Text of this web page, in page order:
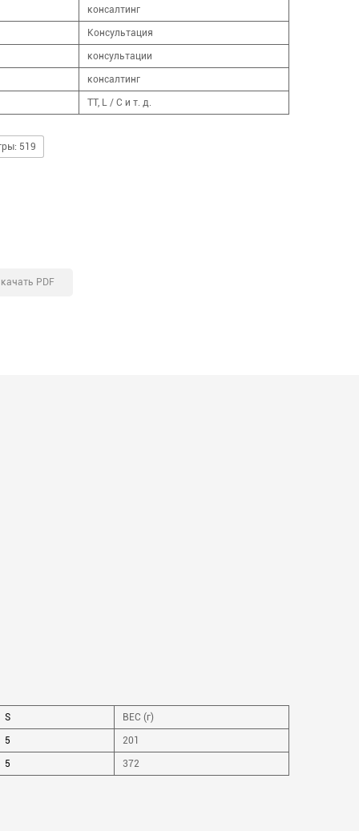
консалтинг
Консультация
консультации
консалтинг
TT, L / C и т. д.
519
PDF
S ВЕС (г)
5 201
5 372